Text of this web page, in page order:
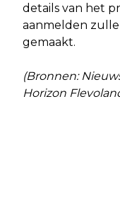
details van het
aanmelden
gemaakt.
(Bronnen:
Horizon